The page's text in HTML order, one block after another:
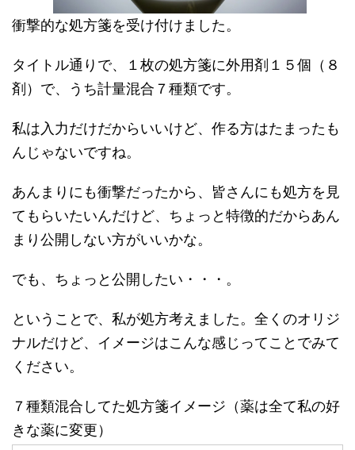
衝撃的な処方箋を受け付けました。
タイトル通りで、１枚の処方箋に外用剤１５個（８
剤）で、うち計量混合７種類です。
私は入力だけだからいいけど、作る方はたまったも
んじゃないですね。
あんまりにも衝撃だったから、皆さんにも処方を見
てもらいたいんだけど、ちょっと特徴的だからあん
まり公開しない方がいいかな。
でも、ちょっと公開したい・・・。
ということで、私が処方考えました。全くのオリジ
ナルだけど、イメージはこんな感じってことでみて
ください。
７種類混合してた処方箋イメージ（薬は全て私の好
きな薬に変更）